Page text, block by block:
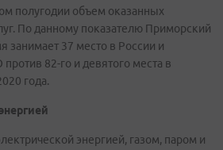
полугодии объем оказанных
По данному показателю Приморский
занимает 37 место в России и
82-го и девятого места в
года.
энергией, газом, паром и